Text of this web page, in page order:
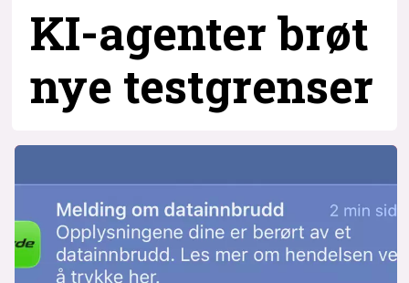
KI-agenter brøt
nye testgrenser